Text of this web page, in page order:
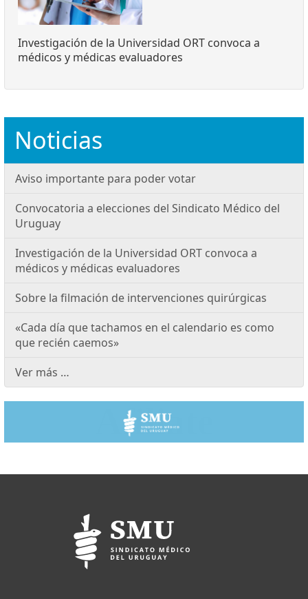
Investigación de la Universidad ORT convoca a
médicos y médicas evaluadores
Noticias
Aviso importante para poder votar
Convocatoria a elecciones del Sindicato Médico del
Uruguay
Investigación de la Universidad ORT convoca a
médicos y médicas evaluadores
Sobre la filmación de intervenciones quirúrgicas
«Cada día que tachamos en el calendario es como
que recién caemos»
Ver más …